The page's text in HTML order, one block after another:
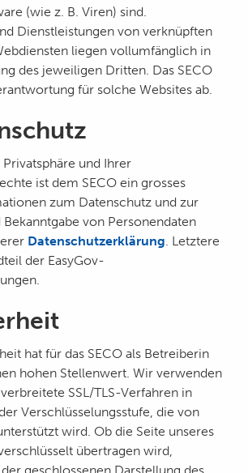
(wie z. B. Viren) sind.
Dienstleistungen von verknüpften
liegen vollumfänglich in
des jeweiligen Dritten. Das SECO
für solche Websites ab.
und Ihrer
ist dem SECO ein grosses
zum Datenschutz und zur
von Personendaten
Datenschutzerklärung . Letztere
der EasyGov-
hat für das SECO als Betreiberin
hohen Stellenwert. Wir verwenden
SSL/TLS-Verfahren in
Verschlüsselungsstufe, die von
wird. Ob die Seite unseres
übertragen wird,